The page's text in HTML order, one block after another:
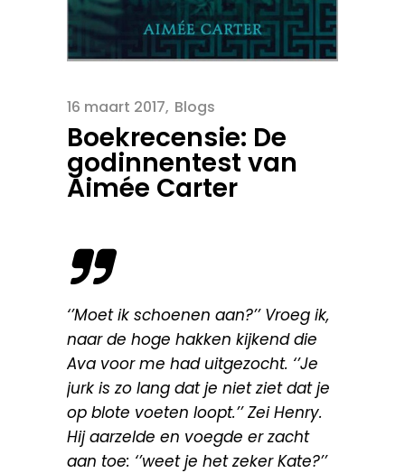
16 maart 2017 Blogs
Boekrecensie: De
godinnentest van
Aimée Carter
‘’Moet ik schoenen aan?’’ Vroeg ik,
naar de hoge hakken kijkend die
Ava voor me had uitgezocht. ‘’Je
jurk is zo lang dat je niet ziet dat je
op blote voeten loopt.’’ Zei Henry.
Hij aarzelde en voegde er zacht
aan toe: ‘’weet je het zeker Kate?’’